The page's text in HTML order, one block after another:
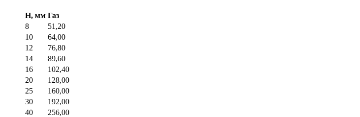
H, мм Газ
8
51,20
10
64,00
12
76,80
14
89,60
16
102,40
20
128,00
25
160,00
30
192,00
40
256,00